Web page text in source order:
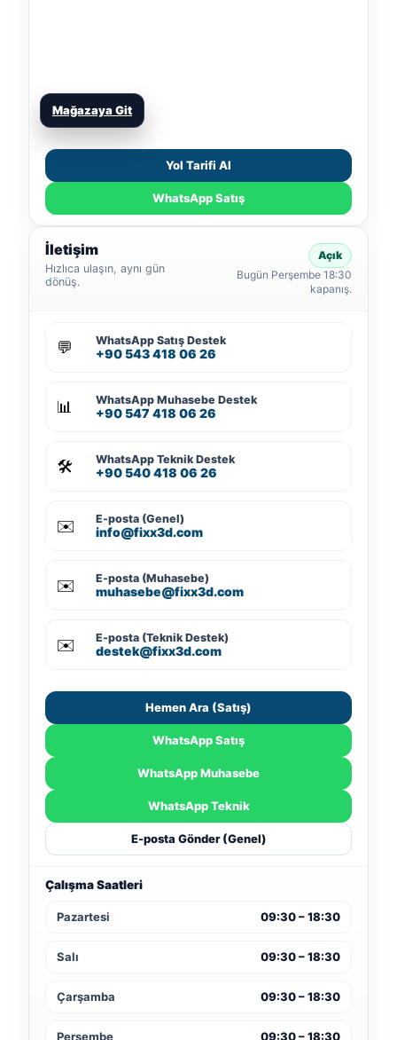
Mağazaya Git
Yol Tarifi Al
WhatsApp Satış
İletişim
Hızlıca ulaşın, aynı gün
dönüş.
Açık
Bugün Perşembe 18:30
kapanış.
💬 WhatsApp Satış Destek
+90 543 418 06 26
📊 WhatsApp Muhasebe Destek
+90 547 418 06 26
🛠️ WhatsApp Teknik Destek
+90 540 418 06 26
✉️ E-posta (Genel)
info@fixx3d.com
✉️ E-posta (Muhasebe)
muhasebe@fixx3d.com
✉️ E-posta (Teknik Destek)
destek@fixx3d.com
Hemen Ara (Satış)
WhatsApp Satış
WhatsApp Muhasebe
WhatsApp Teknik
E-posta Gönder (Genel)
Çalışma Saatleri
Pazartesi 09:30 – 18:30
Salı 09:30 – 18:30
Çarşamba 09:30 – 18:30
Perşembe 09:30 – 18:30